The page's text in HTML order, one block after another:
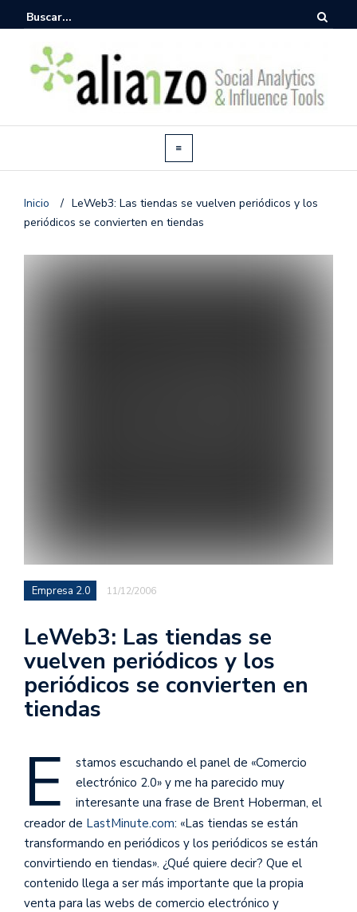
Inicio / LeWeb3: Las tiendas se vuelven periódicos y los
periódicos se convierten en tiendas
Empresa 2.0 11/12/2006
LeWeb3: Las tiendas se
vuelven periódicos y los
periódicos se convierten en
tiendas
E
stamos escuchando el panel de «Comercio
electrónico 2.0» y me ha parecido muy
interesante una frase de Brent Hoberman, el
creador de LastMinute.com: «Las tiendas se están
transformando en periódicos y los periódicos se están
convirtiendo en tiendas». ¿Qué quiere decir? Que el
contenido llega a ser más importante que la propia
venta para las webs de comercio electrónico y